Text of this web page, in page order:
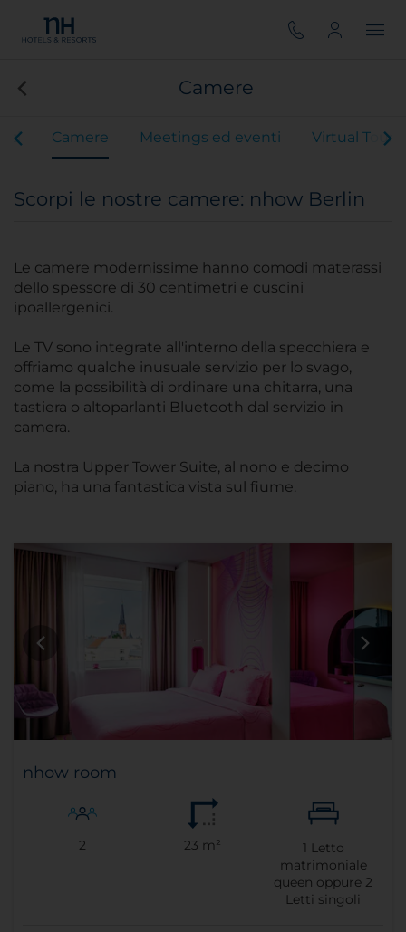
Camere
Camere Meetings ed eventi Virtual Tour
Scorpi le nostre camere: nhow Berlin
Le camere modernissime hanno comodi materassi
dello spessore di 30 centimetri e cuscini
ipoallergenici.
Le TV sono integrate all'interno della specchiera e
offriamo qualche inusuale servizio per lo svago,
come la possibilità di ordinare una chitarra, una
tastiera o altoparlanti Bluetooth dal servizio in
camera.
La nostra Upper Tower Suite, al nono e decimo
piano, ha una fantastica vista sul fiume.
nhow room
2 23 m² 1 Letto
matrimoniale
queen oppure 2
Letti singoli